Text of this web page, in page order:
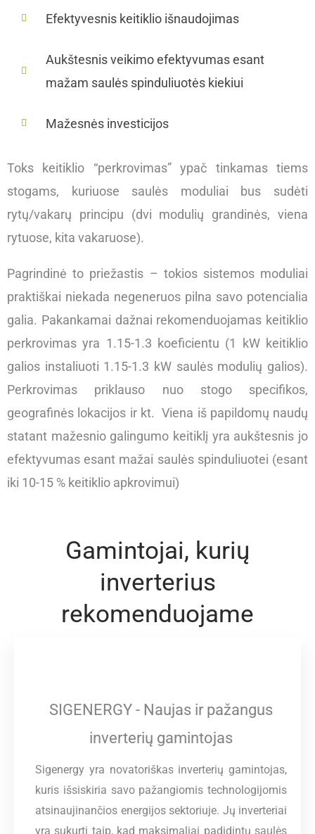
Efektyvesnis keitiklio išnaudojimas ​
Aukštesnis veikimo efektyvumas esant
mažam saulės spinduliuotės kiekiui
Mažesnės investicijos
Toks keitiklio “perkrovimas” ypač tinkamas tiems
stogams, kuriuose saulės moduliai bus sudėti
rytų/vakarų principu (dvi modulių grandinės, viena
rytuose, kita vakaruose).
Pagrindinė to priežastis – tokios sistemos moduliai
praktiškai niekada negeneruos pilna savo potencialia
galia. Pakankamai dažnai rekomenduojamas keitiklio
perkrovimas yra 1.15-1.3 koeficientu (1 kW keitiklio
galios instaliuoti 1.15-1.3 kW saulės modulių galios).
Perkrovimas priklauso nuo stogo specifikos,
geografinės lokacijos ir kt.Viena iš papildomų naudų
statant mažesnio galingumo keitiklį yra aukštesnis jo
efektyvumas esant mažai saulės spinduliuotei (esant
iki 10-15 % keitiklio apkrovimui)
Gamintojai, kurių
inverterius
rekomenduojame
SIGENERGY - Naujas ir pažangus
inverterių gamintojas
Sigenergy yra novatoriškas inverterių gamintojas,
kuris išsiskiria savo pažangiomis technologijomis
atsinaujinančios energijos sektoriuje. Jų inverteriai
yra sukurti taip, kad maksimaliai padidintų saulės